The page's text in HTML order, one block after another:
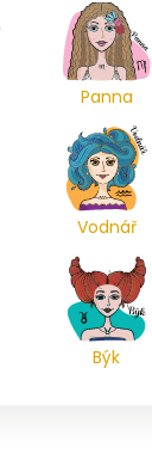
Panna
Vodnář
Býk